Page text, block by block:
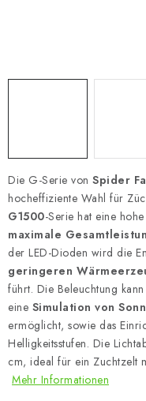
Die G-Serie von Spider
hocheffiziente Wahl für
G1500-Serie hat eine
maximale
der LED-Dioden wird die
geringeren
führt. Die Beleuchtung
eine Simulation von
ermöglicht, sowie das
Helligkeitsstufen. Die
cm, ideal für ein Zuchtzelt
Mehr Informationen